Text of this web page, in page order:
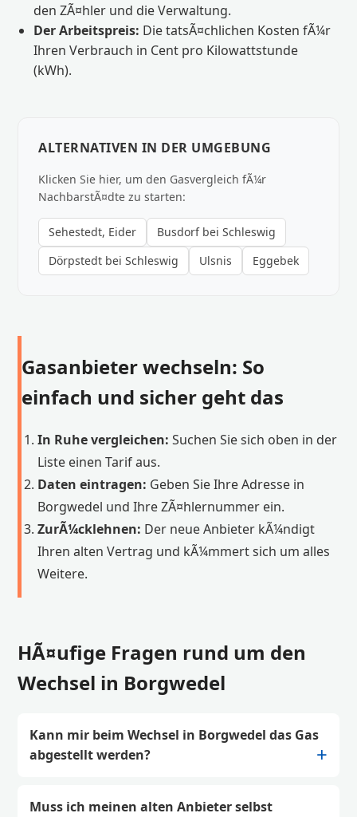
den ZÃ¤hler und die Verwaltung.
Der Arbeitspreis: Die tatsÃ¤chlichen Kosten fÃ¼r
Ihren Verbrauch in Cent pro Kilowattstunde
(kWh).
ALTERNATIVEN IN DER UMGEBUNG
Klicken Sie hier, um den Gasvergleich fÃ¼r
NachbarstÃ¤dte zu starten:
Sehestedt, Eider
Busdorf bei Schleswig
Dörpstedt bei Schleswig
Ulsnis Eggebek
Gasanbieter wechseln: So
einfach und sicher geht das
In Ruhe vergleichen: Suchen Sie sich oben in der
Liste einen Tarif aus.
Daten eintragen: Geben Sie Ihre Adresse in
Borgwedel und Ihre ZÃ¤hlernummer ein.
ZurÃ¼cklehnen: Der neue Anbieter kÃ¼ndigt
Ihren alten Vertrag und kÃ¼mmert sich um alles
Weitere.
HÃ¤ufige Fragen rund um den
Wechsel in Borgwedel
Kann mir beim Wechsel in Borgwedel das Gas
abgestellt werden?
Muss ich meinen alten Anbieter selbst